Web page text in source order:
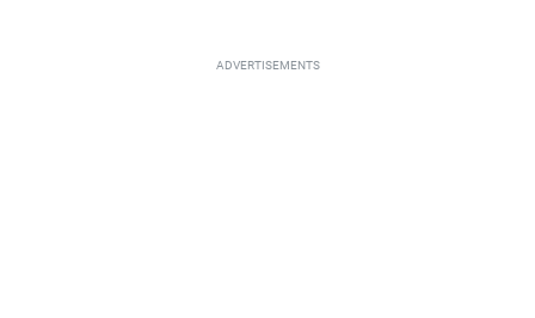
ADVERTISEMENTS